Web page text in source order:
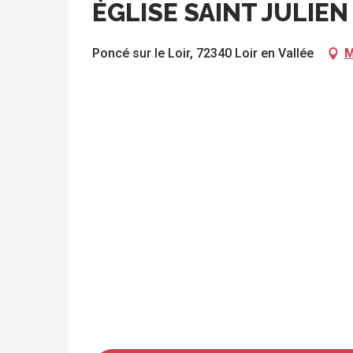
ÉGLISE SAINT JULIEN
Poncé sur le Loir, 72340 Loir en Vallée